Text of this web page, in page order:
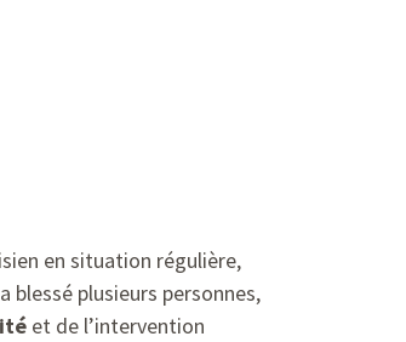
en situation régulière,
blessé plusieurs personnes,
et de l’intervention